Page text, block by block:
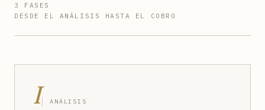
3 FASES
DESDE EL ANÁLISIS HASTA EL COBRO
I ANÁLISIS